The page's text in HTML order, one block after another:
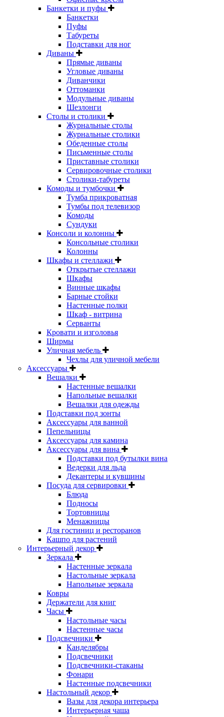
Банкетки и пуфы
Банкетки
Пуфы
Табуреты
Подставки для ног
Диваны
Прямые диваны
Угловые диваны
Диванчики
Оттоманки
Модульные диваны
Шезлонги
Столы и столики
Журнальные столы
Журнальные столики
Обеденные столы
Письменные столы
Приставные столики
Сервировочные столики
Столики-табуреты
Комоды и тумбочки
Тумба прикроватная
Тумбы под телевизор
Комоды
Сундуки
Консоли и колонны
Консольные столики
Колонны
Шкафы и стеллажи
Открытые стеллажи
Шкафы
Винные шкафы
Барные стойки
Настенные полки
Шкаф - витрина
Серванты
Кровати и изголовья
Ширмы
Уличная мебель
Чехлы для уличной мебели
Аксессуары
Вешалки
Настенные вешалки
Напольные вешалки
Вешалки для одежды
Подставки под зонты
Аксессуары для ванной
Пепельницы
Аксессуары для камина
Аксессуары для вина
Подставки под бутылки вина
Ведерки для льда
Декантеры и кувшины
Посуда для сервировки
Блюда
Подносы
Тортовницы
Менажницы
Для гостиниц и ресторанов
Кашпо для растений
Интерьерный декор
Зеркала
Настенные зеркала
Настольные зеркала
Напольные зеркала
Ковры
Держатели для книг
Часы
Настольные часы
Настенные часы
Подсвечники
Канделябры
Подсвечники
Подсвечники-стаканы
Фонари
Настенные подсвечники
Настольный декор
Вазы для декора интерьера
Интерьерная чаша